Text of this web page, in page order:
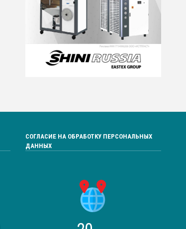
СОГЛАСИЕ НА ОБРАБОТКУ ПЕРСОНАЛЬНЫХ
ДАННЫХ